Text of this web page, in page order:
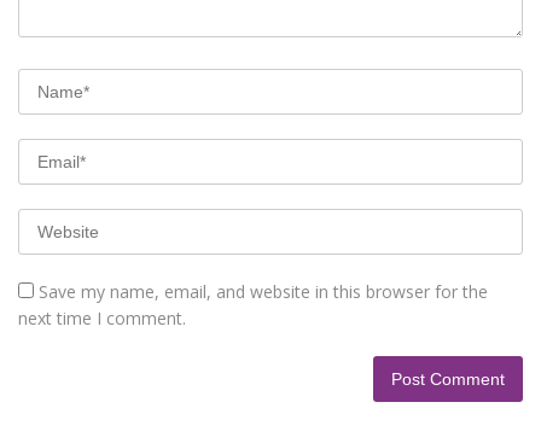
Save my name, email, and website in this browser for the
next time I comment.